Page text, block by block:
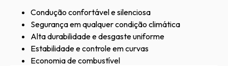
Condução confortável e silenciosa
Segurança em qualquer condição climática
Alta durabilidade e desgaste uniforme
Estabilidade e controle em curvas
Economia de combustível